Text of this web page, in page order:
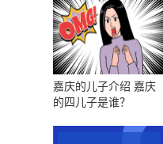
嘉庆的儿子介绍 嘉庆
的四儿子是谁？